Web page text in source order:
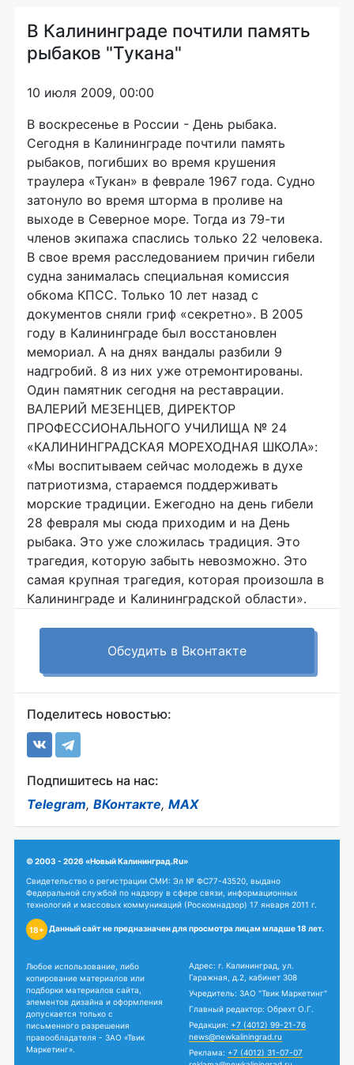
В Калининграде почтили память
рыбаков "Тукана"
10 июля 2009, 00:00
В воскресенье в России - День рыбака.
Сегодня в Калининграде почтили память
рыбаков, погибших во время крушения
траулера «Тукан» в феврале 1967 года. Судно
затонуло во время шторма в проливе на
выходе в Северное море. Тогда из 79-ти
членов экипажа спаслись только 22 человека.
В свое время расследованием причин гибели
судна занималась специальная комиссия
обкома КПСС. Только 10 лет назад с
документов сняли гриф «секретно». В 2005
году в Калининграде был восстановлен
мемориал. А на днях вандалы разбили 9
надгробий. 8 из них уже отремонтированы.
Один памятник сегодня на реставрации.
ВАЛЕРИЙ МЕЗЕНЦЕВ, ДИРЕКТОР
ПРОФЕССИОНАЛЬНОГО УЧИЛИЩА № 24
«КАЛИНИНГРАДСКАЯ МОРЕХОДНАЯ ШКОЛА»:
«Мы воспитываем сейчас молодежь в духе
патриотизма, стараемся поддерживать
морские традиции. Ежегодно на день гибели
28 февраля мы сюда приходим и на День
рыбака. Это уже сложилась традиция. Это
трагедия, которую забыть невозможно. Это
самая крупная трагедия, которая произошла в
Калининграде и Калининградской области».
Обсудить в Вконтакте
Поделитесь новостью:
Подпишитесь на нас:
Telegram, ВКонтакте, MAX
© 2003 - 2026 «Новый Калининград.Ru»
Свидетельство о регистрации СМИ: Эл № ФС77-43520, выдано
Федеральной службой по надзору в сфере связи, информационных
технологий и массовых коммуникаций (Роскомнадзор) 17 января 2011 г.
18+ Данный сайт не предназначен для просмотра лицам младше 18 лет.
Любое использование, либо
копирование материалов или
подборки материалов сайта,
элементов дизайна и оформления
допускается только с
письменного разрешения
правообладателя - ЗАО «Твик
Маркетинг».
Адрес: г. Калининград, ул.
Гаражная, д.2, кабинет 308
Учредитель: ЗАО "Твик Маркетинг"
Главный редактор: Обрехт О.Г.
Редакция: +7 (4012) 99-21-76
news@newkaliningrad.ru
Реклама: +7 (4012) 31-07-07